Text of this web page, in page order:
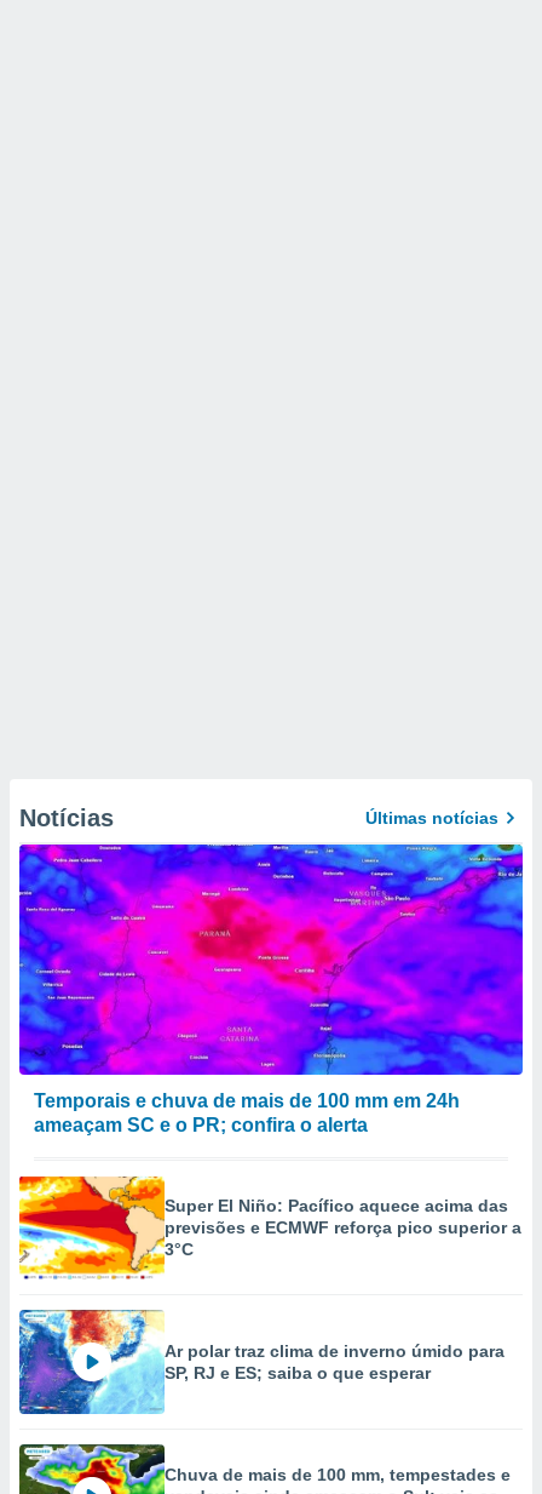
Notícias Últimas notícias
Temporais e chuva de mais de 100 mm em 24h
ameaçam SC e o PR; confira o alerta
Super El Niño: Pacífico aquece acima das
previsões e ECMWF reforça pico superior a
3°C
Ar polar traz clima de inverno úmido para
SP, RJ e ES; saiba o que esperar
Chuva de mais de 100 mm, tempestades e